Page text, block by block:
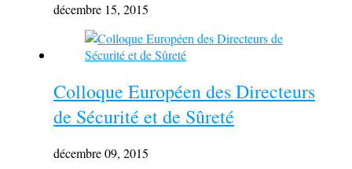
décembre 15, 2015
Colloque Européen des Directeurs
de Sécurité et de Sûreté
décembre 09, 2015